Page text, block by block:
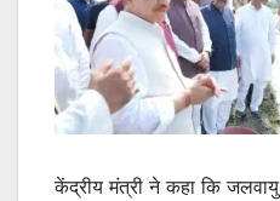
केंद्रीय मंत्री ने कहा कि